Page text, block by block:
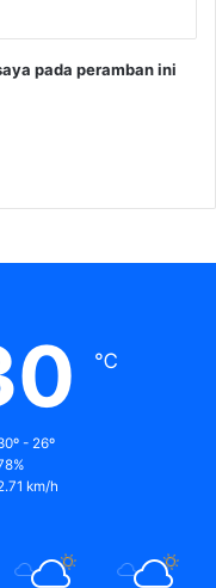
pada peramban ini
℃
- 26º
km/h